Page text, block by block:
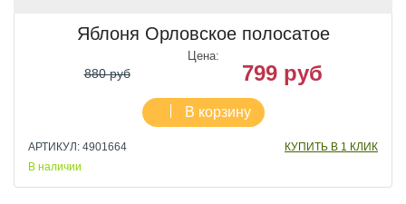
Яблоня Орловское полосатое
Цена:
880 руб 799 руб
В корзину
АРТИКУЛ: 4901664
КУПИТЬ В 1 КЛИК
В наличии